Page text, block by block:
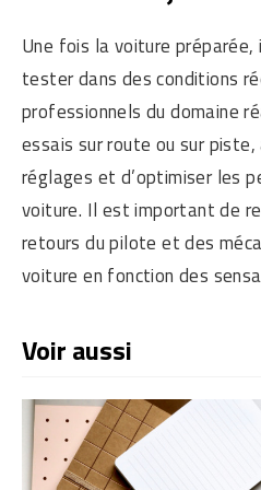
Une fois la voiture
tester dans des conditions
professionnels du domaine
essais sur route ou sur
réglages et d’optimiser les
voiture. Il est important de
retours du pilote et des
voiture en fonction des
Voir aussi